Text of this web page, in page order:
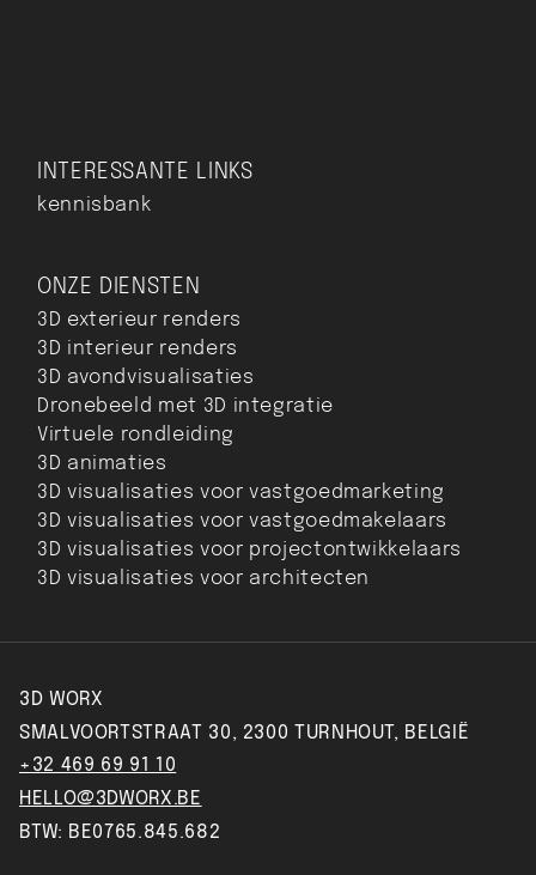
INTERESSANTE LINKS
kennisbank
ONZE DIENSTEN
3D exterieur renders
3D interieur renders
3D avondvisualisaties
Dronebeeld met 3D integratie
Virtuele rondleiding
3D animaties
3D visualisaties voor vastgoedmarketing
3D visualisaties voor vastgoedmakelaars
3D visualisaties voor projectontwikkelaars
3D visualisaties voor architecten
3D WORX
SMALVOORTSTRAAT 30, 2300 TURNHOUT, BELGIË
+32 469 69 91 10
HELLO@3DWORX.BE
BTW: BE0765.845.682